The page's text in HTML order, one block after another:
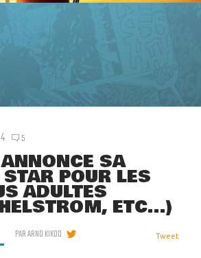
5
SA
POUR LES
ADULTES
ETC...)
PARARNO KIKOO Tweet